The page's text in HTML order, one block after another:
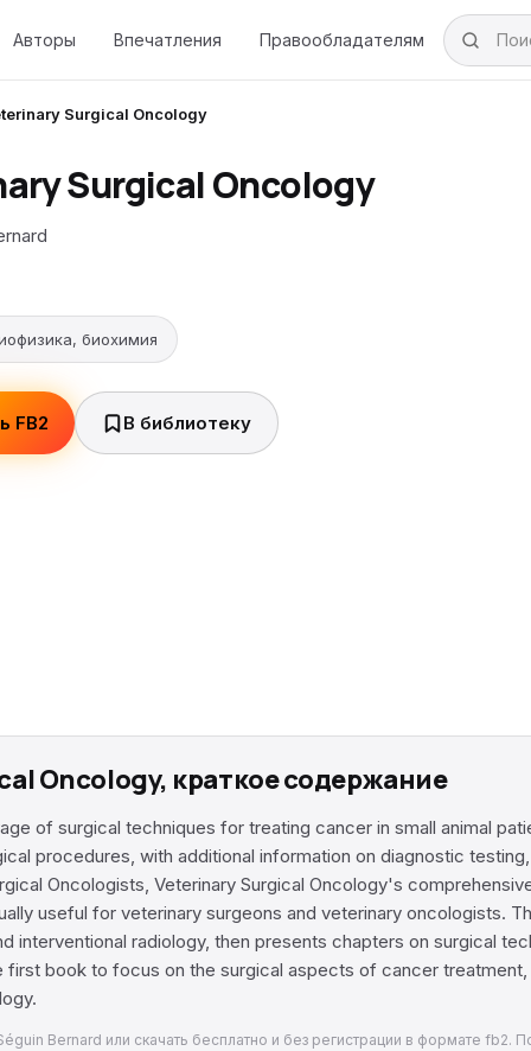
Авторы Впечатления Правообладателям
Surgical Oncology
Surgical Oncology
биохимия
FB2 В библиотеку
Oncology, краткое содержание
of surgical techniques for treating cancer in small animal
procedures, with additional information on diagnostic
Oncologists, Veterinary Surgical Oncology's
useful for veterinary surgeons and veterinary oncologists.
interventional radiology, then presents chapters on surgical
book to focus on the surgical aspects of cancer treatment,
Bernard или скачать бесплатно и без регистрации в формате